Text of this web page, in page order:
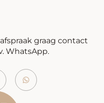
graag contact
WhatsApp.